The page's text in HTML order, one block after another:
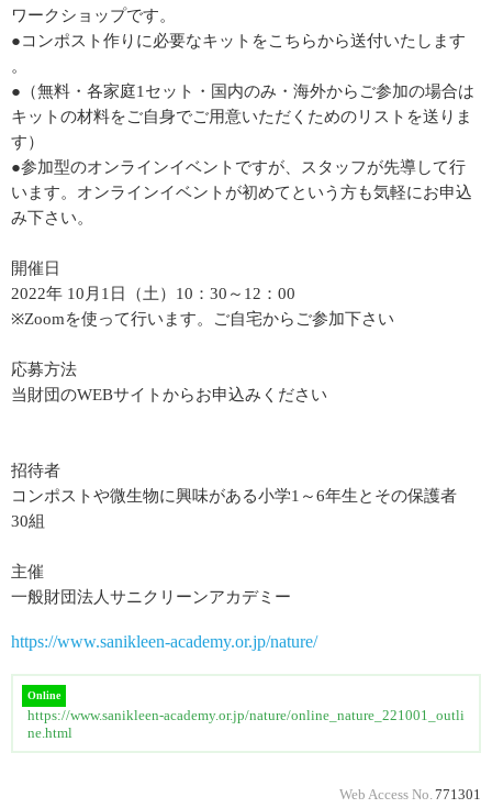
ワークショップです。
●コンポスト作りに必要なキットをこちらから送付いたします​
。
●（無料・各家庭1セット・国内のみ・海外からご参加の場合は
キットの材料をご自身でご用意いただくためのリストを送りま
す）
●参加型のオンラインイベントですが、スタッフが先導して行
います。オンラインイベントが初めてという方も気軽にお申込
み下さい。
開催日
2022年 10月1日（土）10：30～12：00
※Zoomを使って行います。ご自宅からご参加下さい
応募方法
当財団のWEBサイトからお申込みください
招待者
コンポストや微生物に興味がある小学1～6年生とその保護者
30組
主催
一般財団法人サニクリーンアカデミー
https://www.sanikleen-academy.or.jp/nature/
Online
https://www.sanikleen-academy.or.jp/nature/online_nature_221001_outli
ne.html
Web Access No. 771301